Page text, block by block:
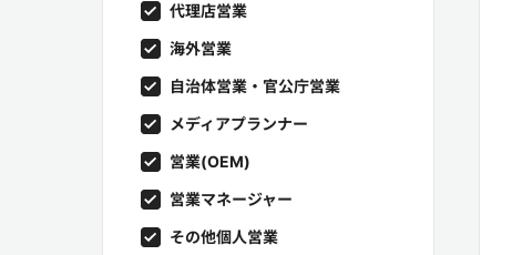
代理店営業
海外営業
自治体営業・官公庁営業
メディアプランナー
営業(OEM)
営業マネージャー
その他個人営業